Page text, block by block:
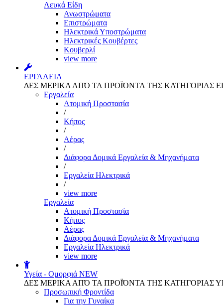
Λευκά Είδη
Ανωστρώματα
Επιστρώματα
Ηλεκτρικά Υποστρώματα
Ηλεκτρικές Κουβέρτες
Κουβερλί
view more
ΕΡΓΑΛΕΙΑ
ΔΕΣ ΜΕΡΙΚΑ ΑΠΌ ΤΑ ΠΡΟΪΌΝΤΑ ΤΗΣ ΚΑΤΗΓΟΡΙΑΣ
Εργαλεία
Aτομική Προστασία
/
Kήπος
/
Αέρας
/
Διάφορα Δομικά Εργαλεία & Μηχανήματα
/
Εργαλεία Ηλεκτρικά
/
view more
Εργαλεία
Aτομική Προστασία
Kήπος
Αέρας
Διάφορα Δομικά Εργαλεία & Μηχανήματα
Εργαλεία Ηλεκτρικά
view more
Υγεία - Ομορφιά NEW
ΔΕΣ ΜΕΡΙΚΑ ΑΠΌ ΤΑ ΠΡΟΪΌΝΤΑ ΤΗΣ ΚΑΤΗΓΟΡΙΑΣ
Προσωπική Φροντίδα
Για την Γυναίκα